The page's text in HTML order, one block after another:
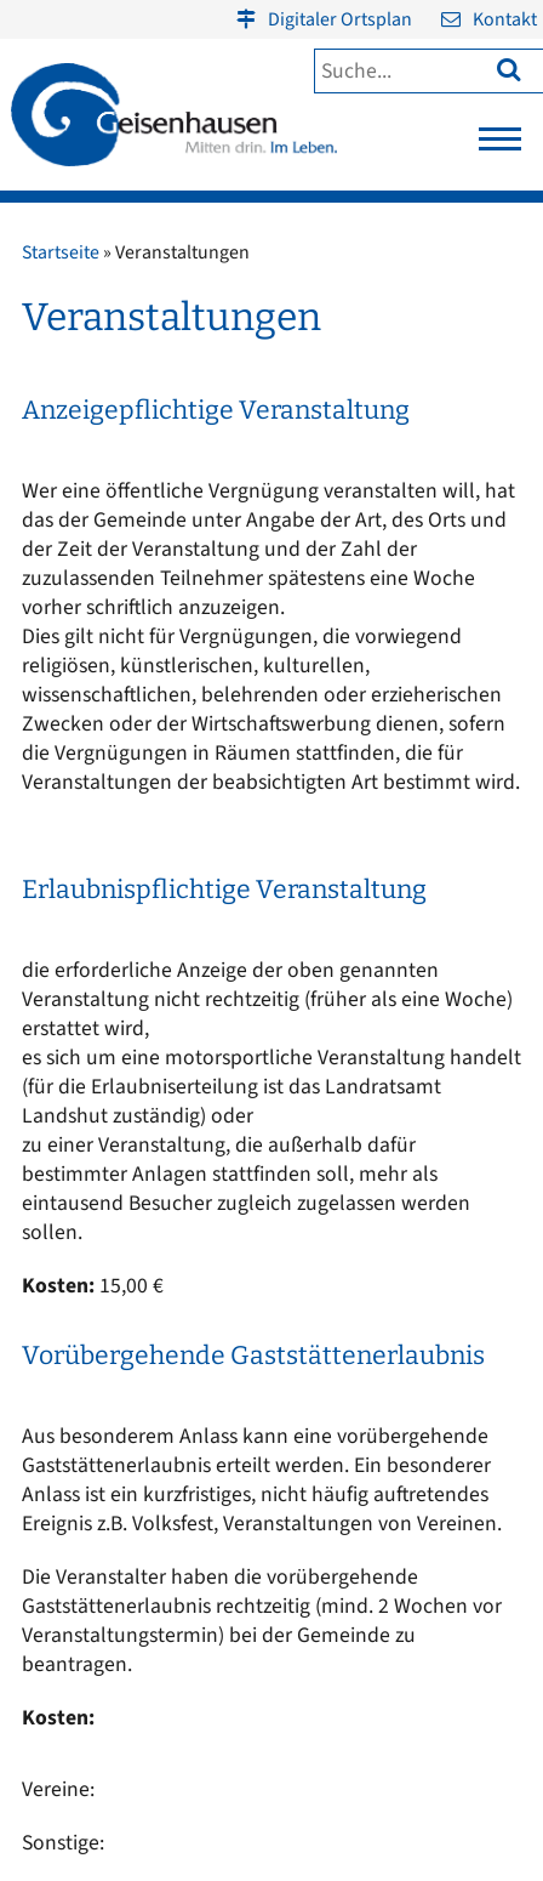
Digitaler Ortsplan Kontakt

Startseite»Veranstaltungen
Veranstaltungen
Anzeigepflichtige Veranstaltung
Wer eine öffentliche Vergnügung veranstalten will, hat
das der Gemeinde unter Angabe der Art, des Orts und
der Zeit der Veranstaltung und der Zahl der
zuzulassenden Teilnehmer spätestens eine Woche
vorher schriftlich anzuzeigen.
Dies gilt nicht für Vergnügungen, die vorwiegend
religiösen, künstlerischen, kulturellen,
wissenschaftlichen, belehrenden oder erzieherischen
Zwecken oder der Wirtschaftswerbung dienen, sofern
die Vergnügungen in Räumen stattfinden, die für
Veranstaltungen der beabsichtigten Art bestimmt wird.
Erlaubnispflichtige Veranstaltung
die erforderliche Anzeige der oben genannten
Veranstaltung nicht rechtzeitig (früher als eine Woche)
erstattet wird,
es sich um eine motorsportliche Veranstaltung handelt
(für die Erlaubniserteilung ist das Landratsamt
Landshut zuständig) oder
zu einer Veranstaltung, die außerhalb dafür
bestimmter Anlagen stattfinden soll, mehr als
eintausend Besucher zugleich zugelassen werden
sollen.
Kosten: 15,00 €
Vorübergehende Gaststättenerlaubnis
Aus besonderem Anlass kann eine vorübergehende
Gaststättenerlaubnis erteilt werden. Ein besonderer
Anlass ist ein kurzfristiges, nicht häufig auftretendes
Ereignis z.B. Volksfest, Veranstaltungen von Vereinen.
Die Veranstalter haben die vorübergehende
Gaststättenerlaubnis rechtzeitig (mind. 2 Wochen vor
Veranstaltungstermin) bei der Gemeinde zu
beantragen.
Kosten:
Vereine:
Sonstige: